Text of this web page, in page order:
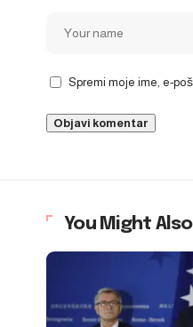
Spremi moje ime, e-
You Might